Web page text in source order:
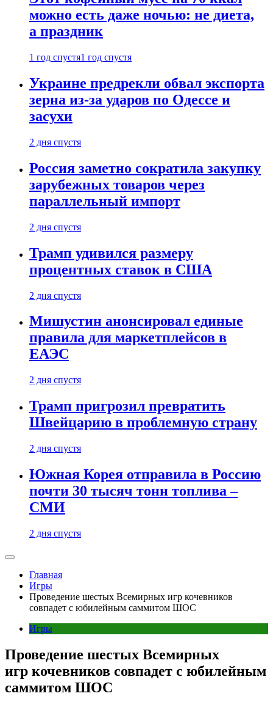
можно есть даже ночью: не диета,
а праздник
1 год спустя1 год спустя
Украине предрекли обвал экспорта
зерна из-за ударов по Одессе и
засухи
2 дня спустя
Россия заметно сократила закупку
зарубежных товаров через
параллельный импорт
2 дня спустя
Трамп удивился размеру
процентных ставок в США
2 дня спустя
Мишустин анонсировал единые
правила для маркетплейсов в
ЕАЭС
2 дня спустя
Трамп пригрозил превратить
Швейцарию в проблемную страну
2 дня спустя
Южная Корея отправила в Россию
почти 30 тысяч тонн топлива –
СМИ
2 дня спустя
Главная
Игры
Проведение шестых Всемирных игр кочевников
совпадет с юбилейным саммитом ШОС
Игры
Проведение шестых Всемирных
игр кочевников совпадет с юбилейным
саммитом ШОС